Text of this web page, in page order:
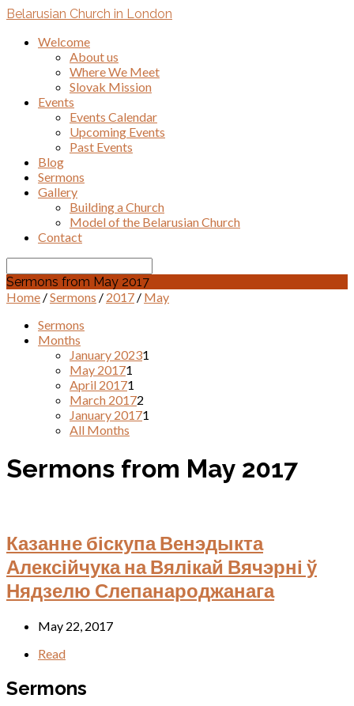
Belarusian Church in London
Welcome
About us
Where We Meet
Slovak Mission
Events
Events Calendar
Upcoming Events
Past Events
Blog
Sermons
Gallery
Building a Church
Model of the Belarusian Church
Contact
Search
Sermons from May 2017
Home /Sermons / 2017 / May
Sermons
Months
January 20231
May 20171
April 20171
March 20172
January 20171
All Months
Sermons from May 2017
Казанне біскупа Венэдыкта
Алексійчука на Вялікай Вячэрні ў
Нядзелю Слепанароджанага
May 22, 2017
Read
Sermons